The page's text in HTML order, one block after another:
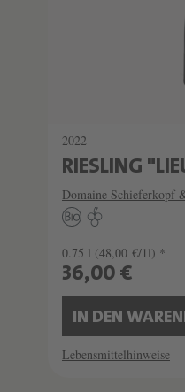
2022
RIESLING
Domaine Schieferkopf
0.75 l (48,00 €/1l) *
36,00 €
IN DEN
Lebensmittelhinweise